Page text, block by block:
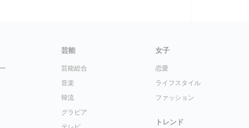
芸能
芸能総合
音楽
韓流
グラビア
女子
恋愛
ライフスタイル
ファッション
トレンド